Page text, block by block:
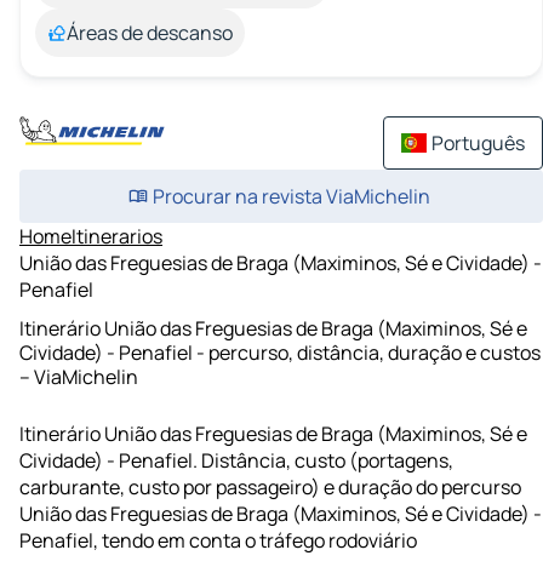
Áreas de descanso
Português
Procurar na revista ViaMichelin
HomeItinerarios
União das Freguesias de Braga (Maximinos, Sé e Cividade) -
Penafiel
Itinerário União das Freguesias de Braga (Maximinos, Sé e
Cividade) - Penafiel - percurso, distância, duração e custos
– ViaMichelin
Itinerário União das Freguesias de Braga (Maximinos, Sé e
Cividade) - Penafiel. Distância, custo (portagens,
carburante, custo por passageiro) e duração do percurso
União das Freguesias de Braga (Maximinos, Sé e Cividade) -
Penafiel, tendo em conta o tráfego rodoviário